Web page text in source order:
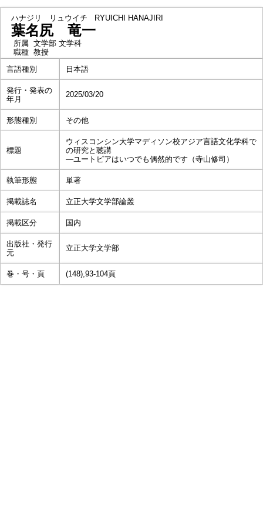
ハナジリ リュウイチ RYUICHI HANAJIRI
葉名尻 竜一
所属 文学部 文学科
職種 教授
言語種別
日本語
発行・発表の
年月
2025/03/20
形態種別 その他
標題
ウィスコンシン大学マディソン校アジア言語文化学科で
の研究と聴講
―ユートピアはいつでも偶然的です（寺山修司）
執筆形態 単著
掲載誌名 立正大学文学部論叢
掲載区分 国内
出版社・発行
元
立正大学文学部
巻・号・頁 (148),93-104頁